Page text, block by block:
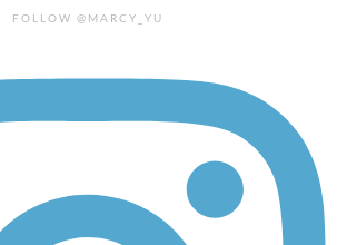
FOLLOW @MARCY_YU